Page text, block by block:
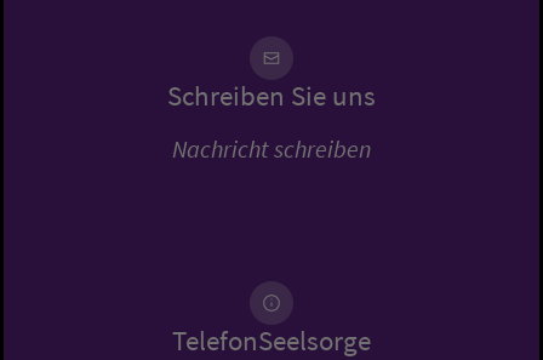
Schreiben Sie uns
Nachricht schreiben
TelefonSeelsorge